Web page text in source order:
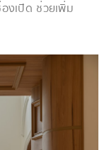
องเปิด ช่วยเพิ่ม